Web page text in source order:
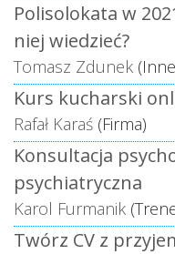
Polisolokata w
niej wiedzieć?
Tomasz Zdunek
Kurs kucharski
Rafał Karaś (Firma)
Konsultacja
psychiatryczna
Karol Furmanik
Twórz CV z